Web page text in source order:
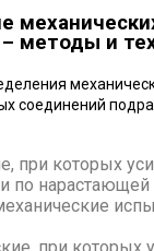
методы и
соединений
при которых
по нарастающей